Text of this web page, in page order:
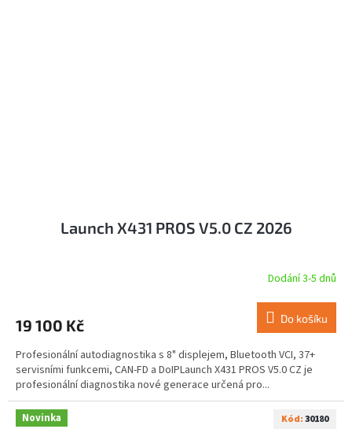
Launch X431 PROS V5.0 CZ 2026
Dodání 3-5 dnů
19 100 Kč Do košíku
Profesionální autodiagnostika s 8" displejem, Bluetooth VCI, 37+
servisními funkcemi, CAN-FD a DoIPLaunch X431 PROS V5.0 CZ je
profesionální diagnostika nové generace určená pro...
Novinka
Kód:30180